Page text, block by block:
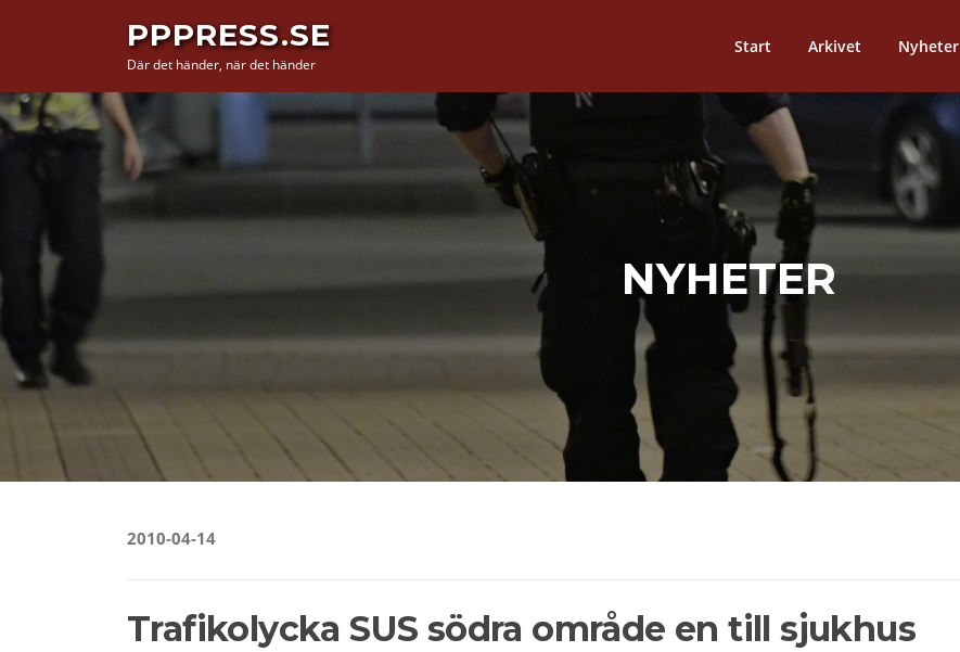
PPPRESS.SE
Där det händer, när det händer
Start Arkivet Nyheter
NYHETER
2010-04-14
Trafikolycka SUS södra område en till sjukhus